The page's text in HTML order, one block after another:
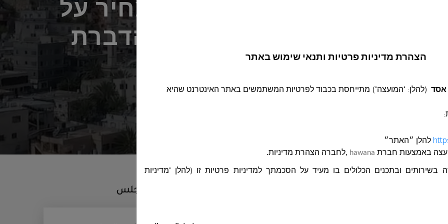
בקשה להצעת מחיר 87-2024 להגיש הצעת מחיר על
עבודות ריסוס לעשבים והדברת
והדברת מזיקים
أقسام المجلس
הצהרת מדיניות פרטיות ותנאי שימוש באתר
אסד (להלן: "המועצה") מתייחסת בכבוד לפרטיות המשתמשים באתר האינטרנט שהיא
:
להלן ״האתר״
באמצעות חברת hawana ,לחברה הצהרת מדיניות.
ובתכנים הכלולים בו מעיד על הסכמתך למדיניות פרטיות זו (להלן "מדיניות